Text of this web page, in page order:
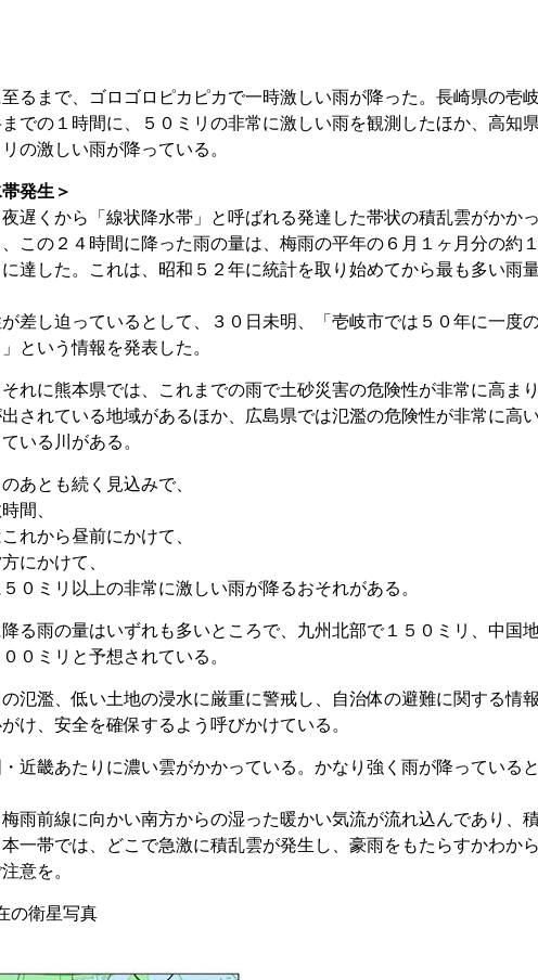
るまで、ゴロゴロピカピカで一時激しい雨が降った。長崎県の壱
での１時間に、５０ミリの非常に激しい雨を観測したほか、高知
の激しい雨が降っている。
発生＞
遅くから「線状降水帯」と呼ばれる発達した帯状の積乱雲がかか
この２４時間に降った雨の量は、梅雨の平年の６月１ヶ月分の約１
達した。これは、昭和５２年に統計を取り始めてから最も多い雨
差し迫っているとして、３０日未明、「壱岐市では５０年に一度
という情報を発表した。
れに熊本県では、これまでの雨で土砂災害の危険性が非常に高まり
出されている地域があるほか、広島県では氾濫の危険性が非常に高い
いる川がある。
あとも続く見込みで、
間、
れから昼前にかけて、
にかけて、
０ミリ以上の非常に激しい雨が降るおそれがある。
る雨の量はいずれも多いところで、九州北部で１５０ミリ、中国
０ミリと予想されている。
氾濫、低い土地の浸水に厳重に警戒し、自治体の避難に関する情
け、安全を確保するよう呼びかけている。
近畿あたりに濃い雲がかかっている。かなり強く雨が降っている
雨前線に向かい南方からの湿った暖かい気流が流れ込んであり、
一帯では、どこで急激に積乱雲が発生し、豪雨をもたらすかわか
意を。
の衛星写真